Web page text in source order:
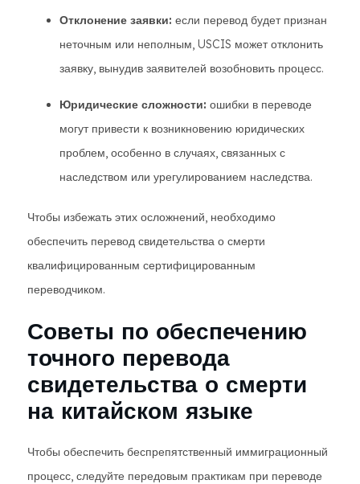
Отклонение заявки: если перевод будет признан
неточным или неполным, USCIS может отклонить
заявку, вынудив заявителей возобновить процесс.
Юридические сложности: ошибки в переводе
могут привести к возникновению юридических
проблем, особенно в случаях, связанных с
наследством или урегулированием наследства.
Чтобы избежать этих осложнений, необходимо
обеспечить перевод свидетельства о смерти
квалифицированным сертифицированным
переводчиком.
Советы по обеспечению
точного перевода
свидетельства о смерти
на китайском языке
Чтобы обеспечить беспрепятственный иммиграционный
процесс, следуйте передовым практикам при переводе